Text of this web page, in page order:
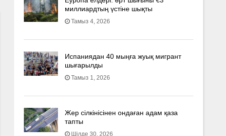
миллиардтың үстіне шықты
Тамыз 4, 2026
Испаниядан 40 мыңға жуық мигрант
шығарылды
Тамыз 1, 2026
Жер сілкінісінен ондаған адам қаза
тапты
Шілде 30, 2026